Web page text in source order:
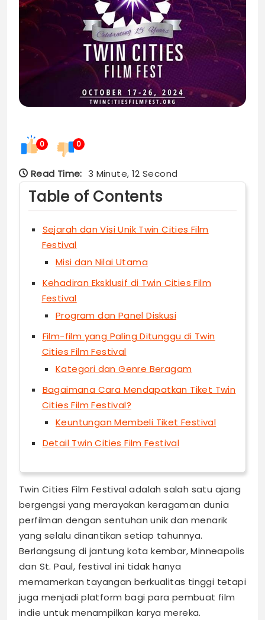
0 0
Read Time: 3 Minute, 12 Second
Table of Contents
Sejarah dan Visi Unik Twin Cities Film
Festival
Misi dan Nilai Utama
Kehadiran Eksklusif di Twin Cities Film
Festival
Program dan Panel Diskusi
Film-film yang Paling Ditunggu di Twin
Cities Film Festival
Kategori dan Genre Beragam
Bagaimana Cara Mendapatkan Tiket Twin
Cities Film Festival?
Keuntungan Membeli Tiket Festival
Detail Twin Cities Film Festival
Twin Cities Film Festival adalah salah satu ajang
bergengsi yang merayakan keragaman dunia
perfilman dengan sentuhan unik dan menarik
yang selalu dinantikan setiap tahunnya.
Berlangsung di jantung kota kembar, Minneapolis
dan St. Paul, festival ini tidak hanya
memamerkan tayangan berkualitas tinggi tetapi
juga menjadi platform bagi para pembuat film
indie untuk menampilkan karya mereka.